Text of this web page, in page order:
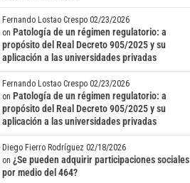
Fernando Lostao Crespo 02/23/2026
on Patología de un régimen regulatorio: a
propósito del Real Decreto 905/2025 y su
aplicación a las universidades privadas
Fernando Lostao Crespo 02/23/2026
on Patología de un régimen regulatorio: a
propósito del Real Decreto 905/2025 y su
aplicación a las universidades privadas
Diego Fierro Rodríguez 02/18/2026
on ¿Se pueden adquirir participaciones sociales
por medio del 464?